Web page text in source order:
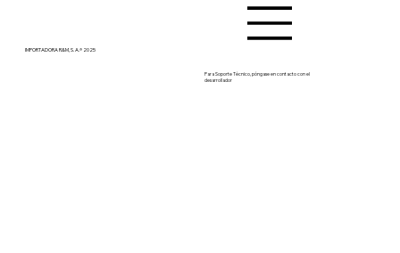
IMPORTADORA R&M, S. A.® 2025
Para Soporte Técnico, póngase en contacto con el
desarrollador